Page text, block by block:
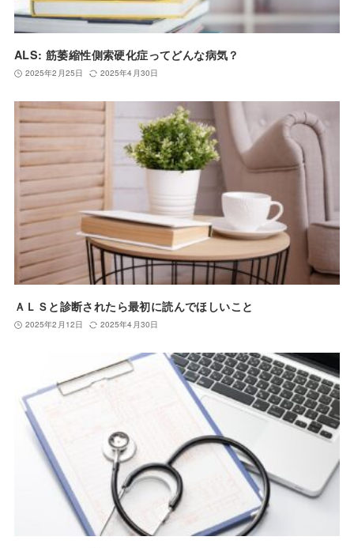
ALS: 筋萎縮性側索硬化症ってどんな病気？
2025年2月25日 2025年4月30日
ＡＬＳと診断されたら最初に読んでほしいこと
2025年2月12日 2025年4月30日